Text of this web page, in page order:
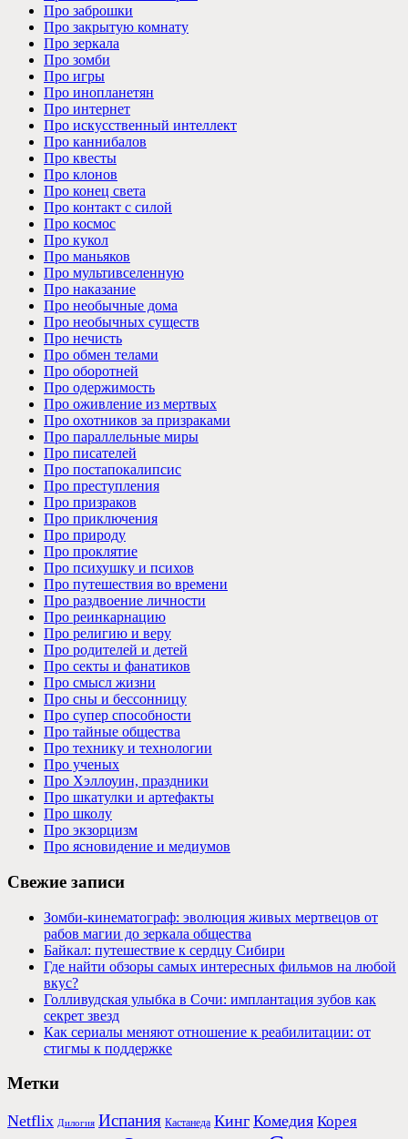
Про заброшки
Про закрытую комнату
Про зеркала
Про зомби
Про игры
Про инопланетян
Про интернет
Про искусственный интеллект
Про каннибалов
Про квесты
Про клонов
Про конец света
Про контакт с силой
Про космос
Про кукол
Про маньяков
Про мультивселенную
Про наказание
Про необычные дома
Про необычных существ
Про нечисть
Про обмен телами
Про оборотней
Про одержимость
Про оживление из мертвых
Про охотников за призраками
Про параллельные миры
Про писателей
Про постапокалипсис
Про преступления
Про призраков
Про приключения
Про природу
Про проклятие
Про психушку и психов
Про путешествия во времени
Про раздвоение личности
Про реинкарнацию
Про религию и веру
Про родителей и детей
Про секты и фанатиков
Про смысл жизни
Про сны и бессонницу
Про супер способности
Про тайные общества
Про технику и технологии
Про ученых
Про Хэллоуин, праздники
Про шкатулки и артефакты
Про школу
Про экзорцизм
Про ясновидение и медиумов
Свежие записи
Зомби-кинематограф: эволюция живых мертвецов от
рабов магии до зеркала общества
Байкал: путешествие к сердцу Сибири
Где найти обзоры самых интересных фильмов на любой
вкус?
Голливудская улыбка в Сочи: имплантация зубов как
секрет звезд
Как сериалы меняют отношение к реабилитации: от
стигмы к поддержке
Метки
Netflix Дилогия Испания Кастанеда Кинг Комедия Корея